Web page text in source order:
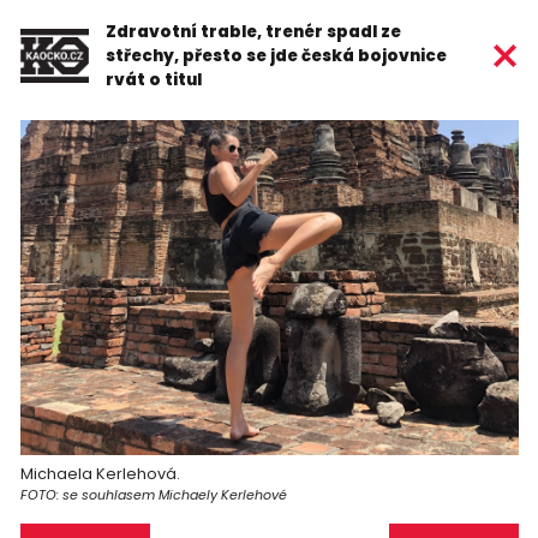
Zdravotní trable, trenér spadl ze
střechy, přesto se jde česká bojovnice
rvát o titul
Michaela Kerlehová.
FOTO: se souhlasem Michaely Kerlehové